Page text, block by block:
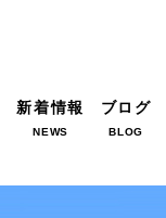
新着情報
NEWS
ブログ
BLOG